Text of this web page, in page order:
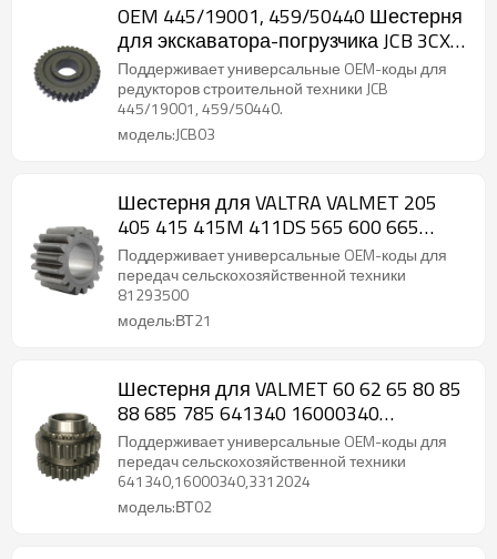
OEM 445/19001, 459/50440 Шестерня
для экскаватора-погрузчика JCB 3CX,
4CX-PAIRGEARS
Поддерживает универсальные OEM-коды для
редукторов строительной техники JCB
445/19001, 459/50440.
модель:JCB03
Шестерня для VALTRA VALMET 205
405 415 415M 411DS 565 600 665
81293500-PAIRGEARS
Поддерживает универсальные OEM-коды для
передач сельскохозяйственной техники
81293500
модель:ВТ21
Шестерня для VALMET 60 62 65 80 85
88 685 785 641340 16000340
3312024-ПАРАШЕЧНЫХ КОЛЕС
Поддерживает универсальные OEM-коды для
передач сельскохозяйственной техники
641340,16000340,3312024
модель:ВТ02